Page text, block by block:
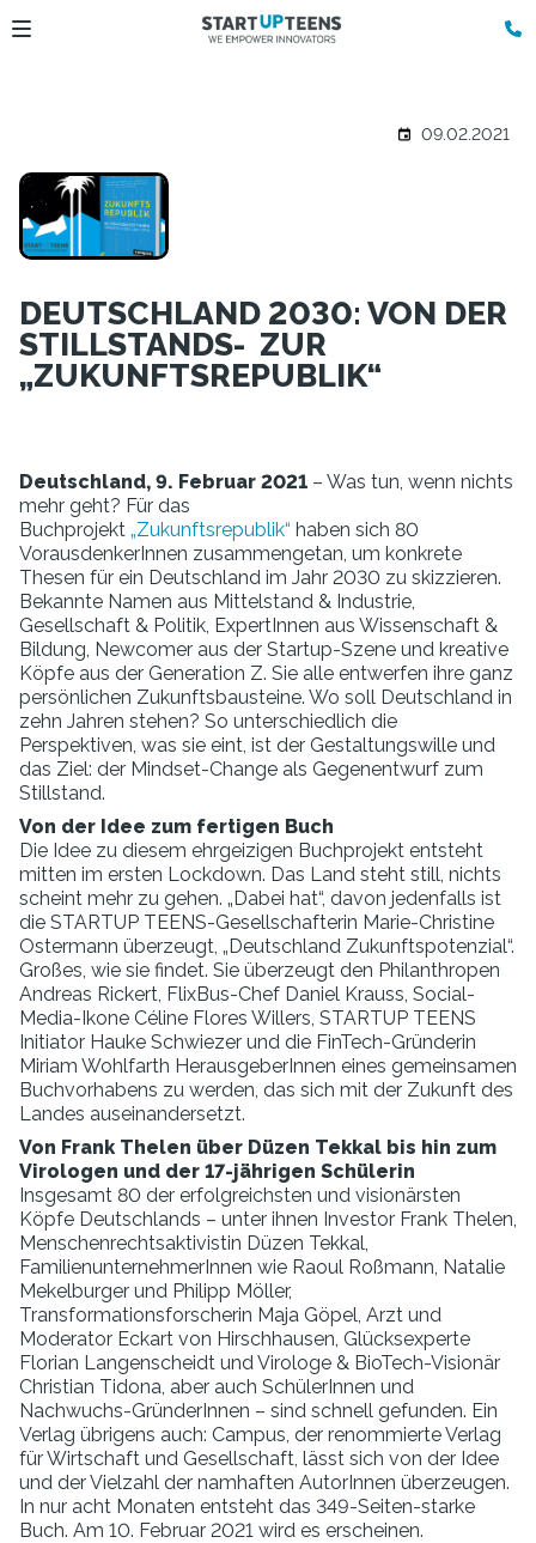
09.02.2021
DEUTSCHLAND 2030: VON DER
STILLSTANDS- ZUR
„ZUKUNFTSREPUBLIK“
Deutschland, 9. Februar 2021 – Was tun, wenn nichts
mehr geht? Für das
Buchprojekt „Zukunftsrepublik“ haben sich 80
VorausdenkerInnen zusammengetan, um konkrete
Thesen für ein Deutschland im Jahr 2030 zu skizzieren.
Bekannte Namen aus Mittelstand & Industrie,
Gesellschaft & Politik, ExpertInnen aus Wissenschaft &
Bildung, Newcomer aus der Startup-Szene und kreative
Köpfe aus der Generation Z. Sie alle entwerfen ihre ganz
persönlichen Zukunftsbausteine. Wo soll Deutschland in
zehn Jahren stehen? So unterschiedlich die
Perspektiven, was sie eint, ist der Gestaltungswille und
das Ziel: der Mindset-Change als Gegenentwurf zum
Stillstand.
Von der Idee zum fertigen Buch
Die Idee zu diesem ehrgeizigen Buchprojekt entsteht
mitten im ersten Lockdown. Das Land steht still, nichts
scheint mehr zu gehen. „Dabei hat“, davon jedenfalls ist
die STARTUP TEENS-Gesellschafterin Marie-Christine
Ostermann überzeugt, „Deutschland Zukunftspotenzial“.
Großes, wie sie findet. Sie überzeugt den Philanthropen
Andreas Rickert, FlixBus-Chef Daniel Krauss, Social-
Media-Ikone Céline Flores Willers, STARTUP TEENS
Initiator Hauke Schwiezer und die FinTech-Gründerin
Miriam Wohlfarth HerausgeberInnen eines gemeinsamen
Buchvorhabens zu werden, das sich mit der Zukunft des
Landes auseinandersetzt.
Von Frank Thelen über Düzen Tekkal bis hin zum
Virologen und der 17-jährigen Schülerin
Insgesamt 80 der erfolgreichsten und visionärsten
Köpfe Deutschlands – unter ihnen Investor Frank Thelen,
Menschenrechtsaktivistin Düzen Tekkal,
FamilienunternehmerInnen wie Raoul Roßmann, Natalie
Mekelburger und Philipp Möller,
Transformationsforscherin Maja Göpel, Arzt und
Moderator Eckart von Hirschhausen, Glücksexperte
Florian Langenscheidt und Virologe & BioTech-Visionär
Christian Tidona, aber auch SchülerInnen und
Nachwuchs-GründerInnen – sind schnell gefunden. Ein
Verlag übrigens auch: Campus, der renommierte Verlag
für Wirtschaft und Gesellschaft, lässt sich von der Idee
und der Vielzahl der namhaften AutorInnen überzeugen.
In nur acht Monaten entsteht das 349-Seiten-starke
Buch. Am 10. Februar 2021 wird es erscheinen.